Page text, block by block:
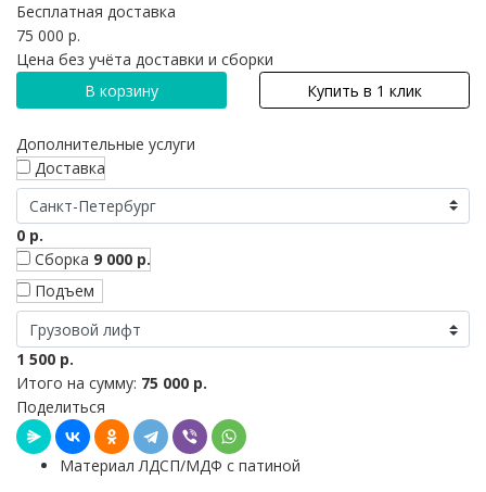
Бесплатная доставка
75 000 р.
Цена без учёта доставки и сборки
В корзину
Купить в 1 клик
Дополнительные услуги
Доставка
0 р.
Сборка 9 000 р.
Подъем
1 500 р.
Итого на сумму: 75 000 р.
Поделиться
Материал ЛДСП/МДФ с патиной